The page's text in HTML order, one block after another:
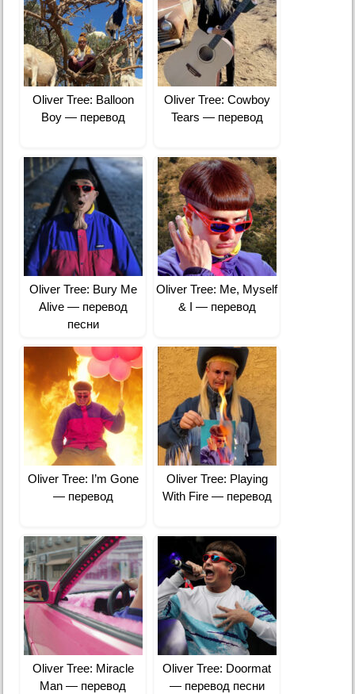
Oliver Tree: Balloon
Boy — перевод
Oliver Tree: Cowboy
Tears — перевод
Oliver Tree: Bury Me
Alive — перевод
песни
Oliver Tree: Me, Myself
& I — перевод
Oliver Tree: I’m Gone
— перевод
Oliver Tree: Playing
With Fire — перевод
Oliver Tree: Miracle
Man — перевод
Oliver Tree: Doormat
— перевод песни